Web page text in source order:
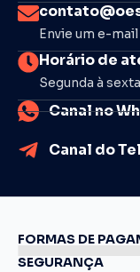
Envie um e-mail
Horário de
Segunda à
Canal no
Canal do
FORMAS DE
SEGURANÇA